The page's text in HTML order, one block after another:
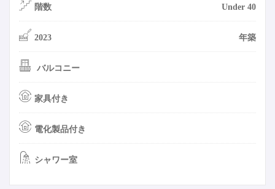
階数 Under 40
2023 年築
バルコニー
家具付き
電化製品付き
シャワー室